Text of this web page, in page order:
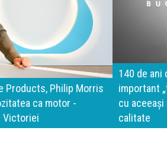
140 de ani de Mercedes-Benz.
important „test al timpului” este să
cu aceeași responsabilitate față de
calitate